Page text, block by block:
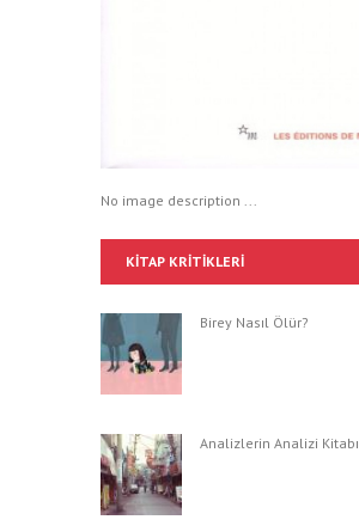
No image description ...
KITAP KRITIKLERI
Birey Nasıl Ölür?
Analizlerin Analizi Kitabı